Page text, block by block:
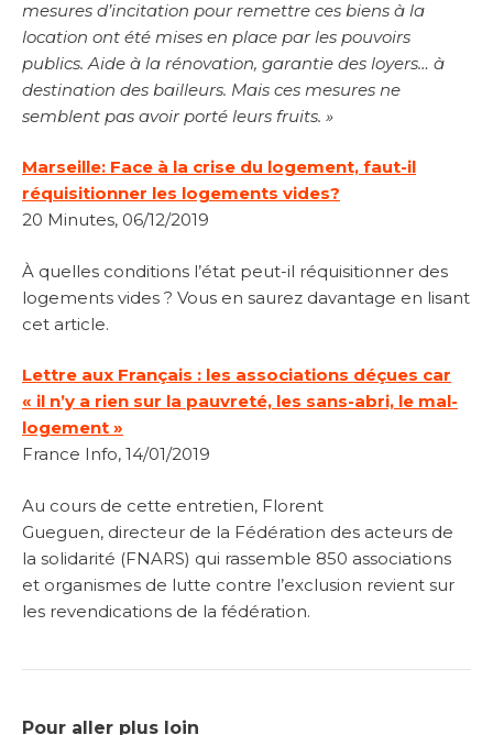
mesures d’incitation pour remettre ces biens à la
location ont été mises en place par les pouvoirs
publics. Aide à la rénovation, garantie des loyers… à
destination des bailleurs. Mais ces mesures ne
semblent pas avoir porté leurs fruits. »
Marseille: Face à la crise du logement, faut-il
réquisitionner les logements vides?
20 Minutes, 06/12/2019
À quelles conditions l’état peut-il réquisitionner des
logements vides ? Vous en saurez davantage en lisant
cet article.
Lettre aux Français : les associations déçues car
« il n’y a rien sur la pauvreté, les sans-abri, le mal-
logement »
France Info, 14/01/2019
Au cours de cette entretien, Florent
Gueguen, directeur de la Fédération des acteurs de
la solidarité (FNARS) qui rassemble 850 associations
et organismes de lutte contre l’exclusion revient sur
les revendications de la fédération.
Pour aller plus loin